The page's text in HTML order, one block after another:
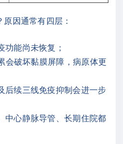
因通常有四层：
功能尚未恢复；
会破坏黏膜屏障，病原体更
后续三线免疫抑制会进一步
中心静脉导管、长期住院都